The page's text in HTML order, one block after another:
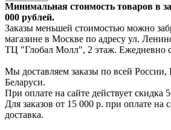
Минимальная стоимость товаров в
000 рублей.
Заказы меньшей стоимостью можно
магазине в Москве по адресу ул.
ТЦ "Глобал Молл", 2 этаж. Ежедневно
Мы доставляем заказы по всей России,
Беларуси.
При оплате на сайте действует скидка
Для заказов от 15 000 р. при оплате на
доставка.